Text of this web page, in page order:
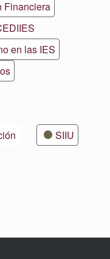
Financiera
en las IES
SIIU